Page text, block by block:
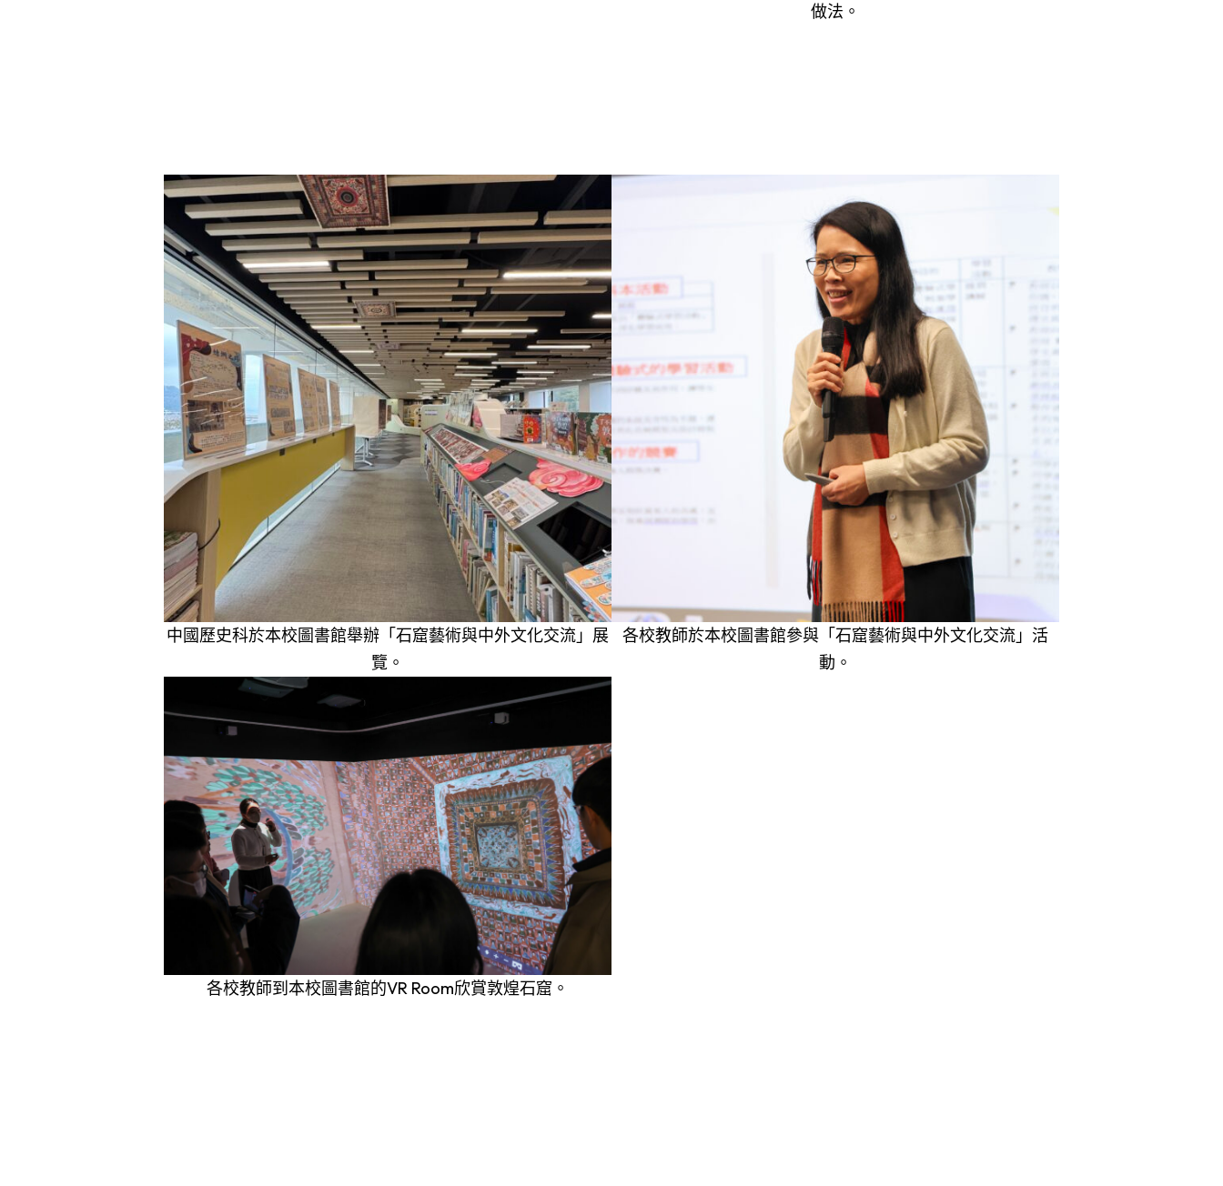
做法。
中國歷史科於本校圖書館舉辦「石窟藝術與中外文化交流」展
覽。
各校教師於本校圖書館參與「石窟藝術與中外文化交流」活
動。
各校教師到本校圖書館的VR Room欣賞敦煌石窟。